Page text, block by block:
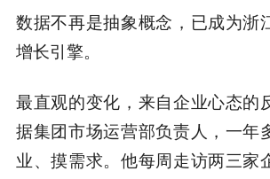
数据不再是抽象概念，已成为浙
增长引擎。
最直观的变化，来自企业心态的
据集团市场运营部负责人，一年
业、摸需求。他每周走访两三家